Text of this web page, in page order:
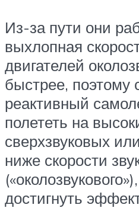
Из-за пути они
выхлопная
двигателей
быстрее, поэтому
реактивный
полететь на
сверхзвуковых
ниже скорости
достигнуть